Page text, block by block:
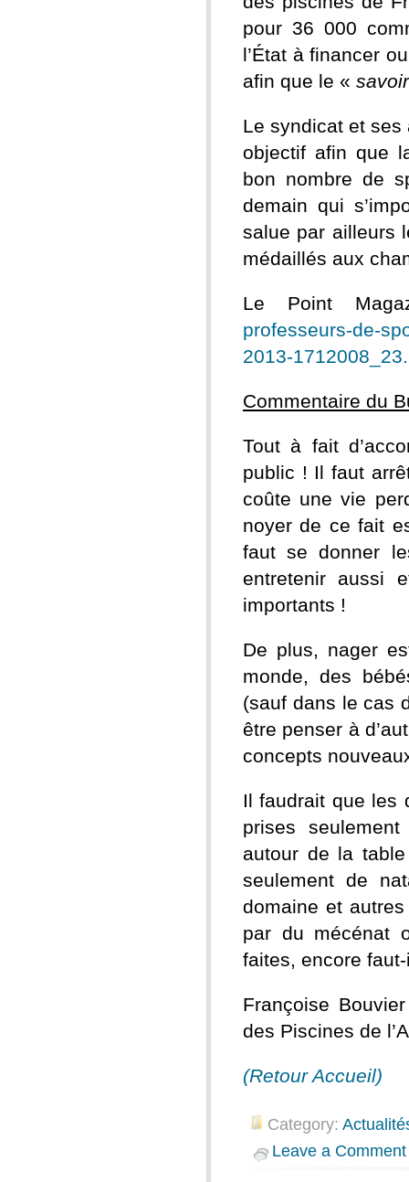
pour 36 000
l’État à financer
afin que le «
Le syndicat et
objectif afin que
bon nombre de
demain qui
salue par ailleurs
médaillés aux
Le Point
professeurs-de-
2013-
Commentaire du
Tout à fait
public ! Il faut
coûte une vie
noyer de ce fait
faut se donner
entretenir aussi
importants !
De plus, nager
monde, des
(sauf dans le cas
être penser à
concepts
Il faudrait que les
prises
autour de la
seulement de
domaine et
par du mécénat
faites, encore
Françoise
des Piscines de
(Retour Accueil)
Category:
Leave a Comment